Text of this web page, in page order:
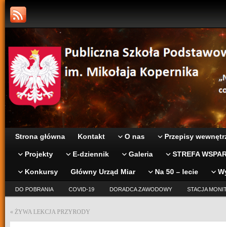
Strona główna Kontakt O nas Przepisy
Projekty E-dziennik Galeria STREFA
Konkursy Główny Urząd Miar Na 50 – lecie
DO POBRANIA COVID-19 DORADCA ZAWODOWY STACJA
« ŻYWA LEKCJA PRZYRODY